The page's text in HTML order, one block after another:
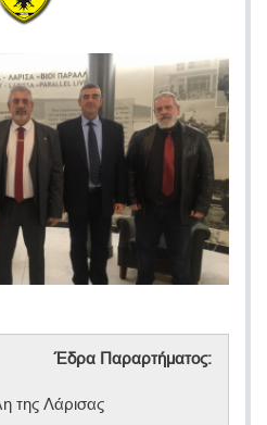
Έδρα Παραρτήματος:
της Λάρισας